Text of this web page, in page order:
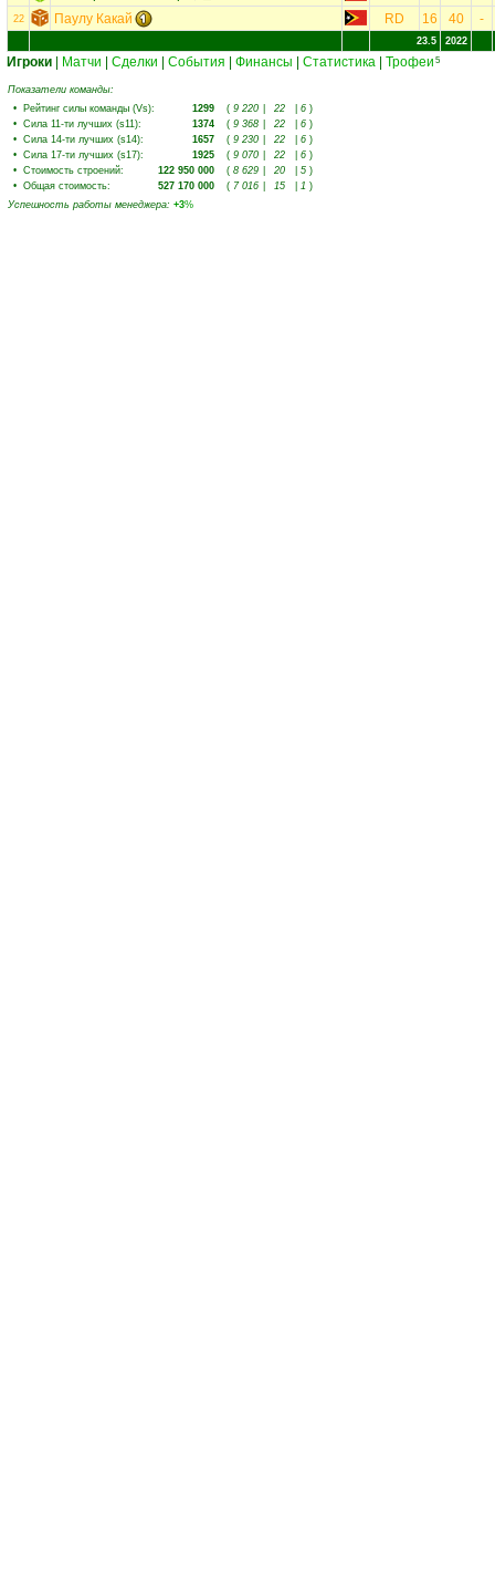
22 Паулу Какай RD 16 40 -
23.5 2022
Игроки Матчи Сделки События Финансы Статистика Трофеи 5
Показатели команды:
• Рейтинг силы команды (Vs): 1299 ( 9 220 22 6 )
• Сила 11-ти лучших (s11): 1374 ( 9 368 22 6 )
• Сила 14-ти лучших (s14): 1657 ( 9 230 22 6 )
• Сила 17-ти лучших (s17): 1925 ( 9 070 22 6 )
• Стоимость строений: 122 950 000 ( 8 629 20 5 )
• Общая стоимость: 527 170 000 ( 7 016 15 1 )
Успешность работы менеджера: +3%